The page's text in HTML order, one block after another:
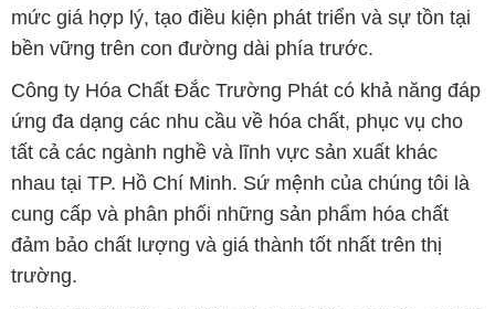
mức giá hợp lý, tạo điều kiện phát triển và sự tồn tại
bền vững trên con đường dài phía trước.
Công ty Hóa Chất Đắc Trường Phát có khả năng đáp
ứng đa dạng các nhu cầu về hóa chất, phục vụ cho
tất cả các ngành nghề và lĩnh vực sản xuất khác
nhau tại TP. Hồ Chí Minh. Sứ mệnh của chúng tôi là
cung cấp và phân phối những sản phẩm hóa chất
đảm bảo chất lượng và giá thành tốt nhất trên thị
trường.